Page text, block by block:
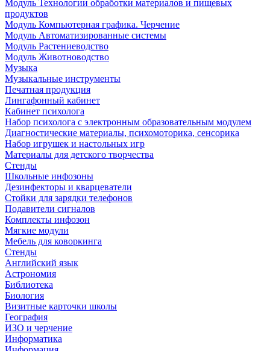
Модуль Технологии обработки материалов и пищевых
продуктов
Модуль Компьютерная графика. Черчение
Модуль Автоматизированные системы
Модуль Растениеводство
Модуль Животноводство
Музыка
Музыкальные инструменты
Печатная продукция
Лингафонный кабинет
Кабинет психолога
Набор психолога с электронным образовательным модулем
Диагностические материалы, психомоторика, сенсорика
Набор игрушек и настольных игр
Материалы для детского творчества
Стенды
Школьные инфозоны
Дезинфекторы и кварцеватели
Стойки для зарядки телефонов
Подавители сигналов
Комплекты инфозон
Мягкие модули
Мебель для коворкинга
Стенды
Английский язык
Астрономия
Библиотека
Биология
Визитные карточки школы
География
ИЗО и черчение
Информатика